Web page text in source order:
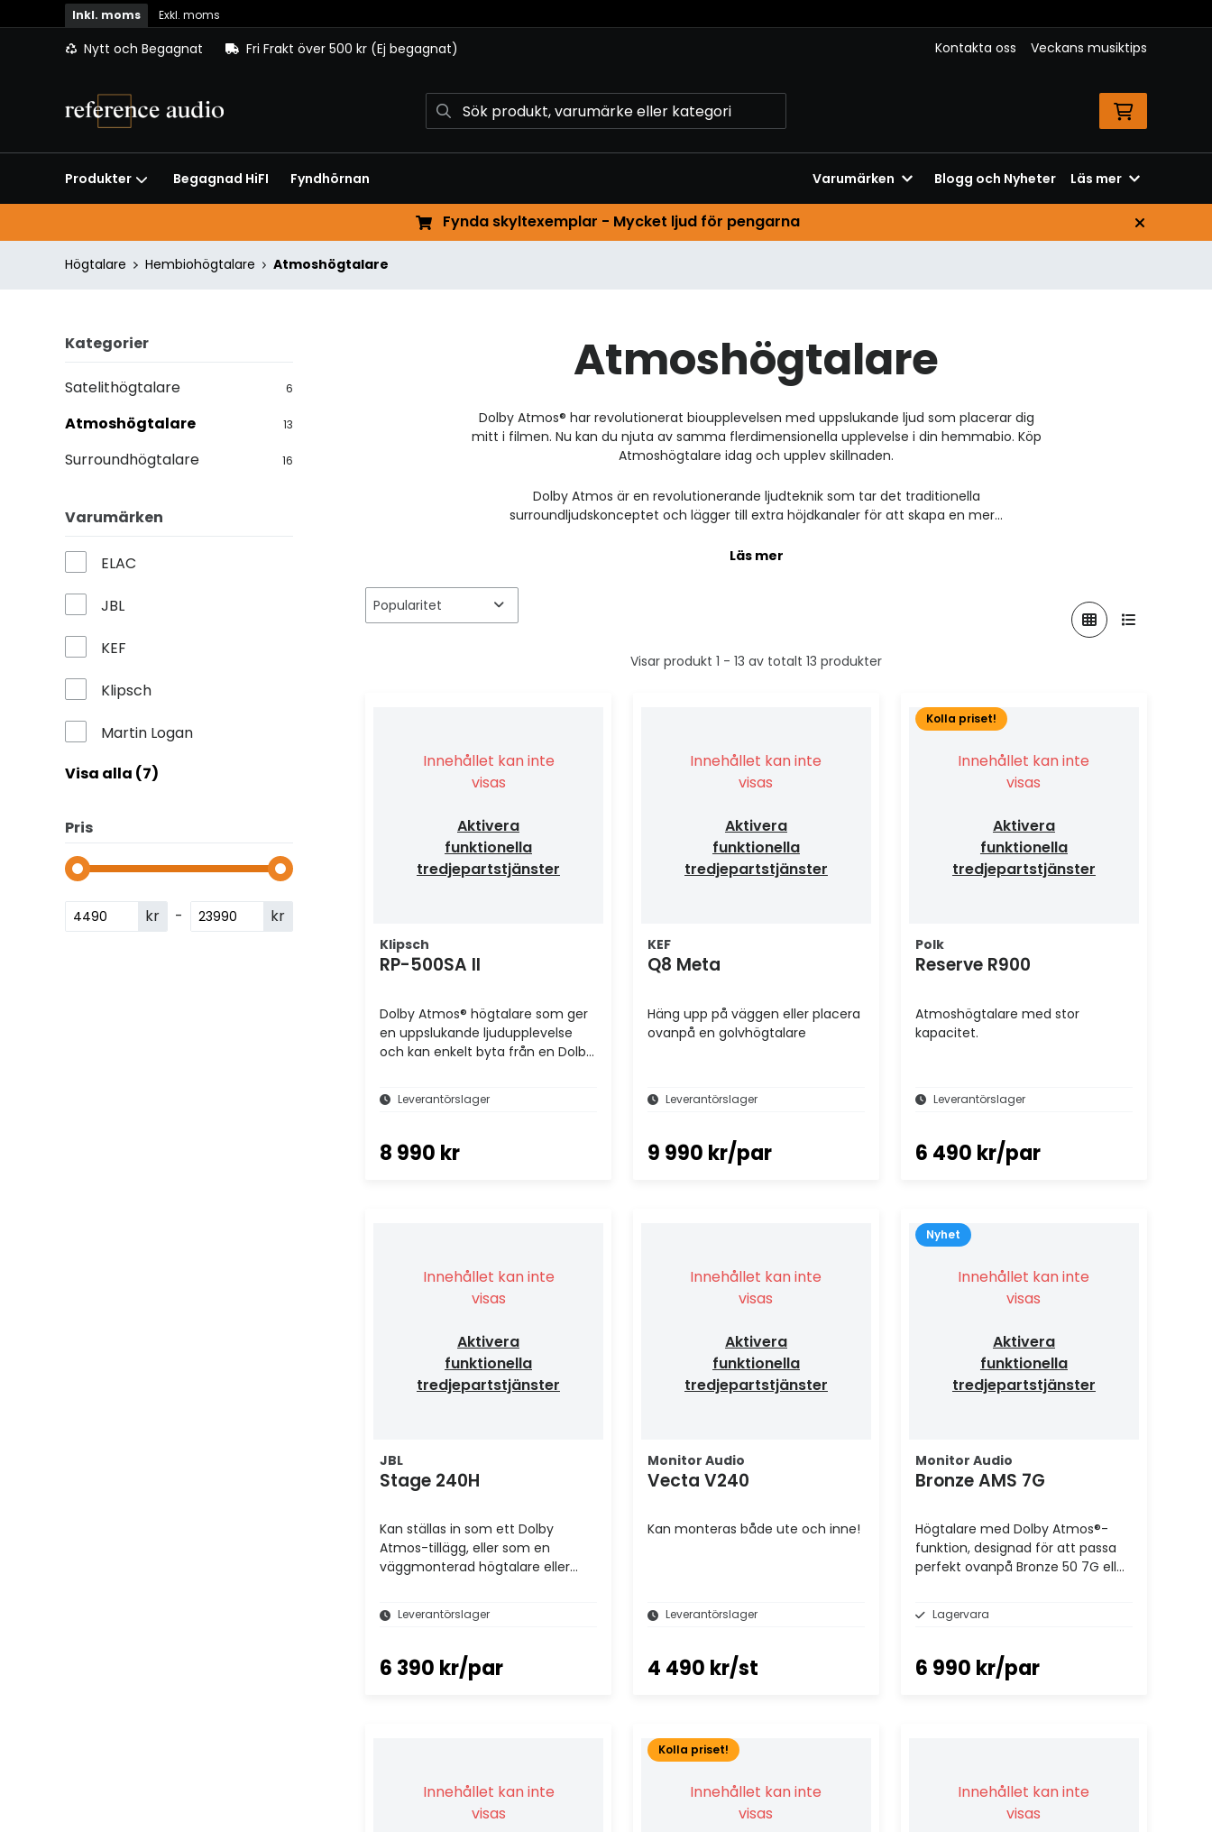
Inkl. moms Exkl. moms
Nytt och Begagnat Fri Frakt över 500 kr (Ej begagnat) Kontakta oss Veckans musiktips
Produkter Begagnad HiFI Fyndhörnan Varumärken Blogg och Nyheter Läs mer
Fynda skyltexemplar - Mycket ljud för pengarna
Högtalare Hembiohögtalare Atmoshögtalare
Kategorier
Satelithögtalare 6
Atmoshögtalare 13
Surroundhögtalare 16
Varumärken
ELAC
JBL
KEF
Klipsch
Martin Logan
Visa alla (7)
Pris
kr - kr
Atmoshögtalare
Dolby Atmos® har revolutionerat bioupplevelsen med uppslukande ljud som placerar dig
mitt i filmen. Nu kan du njuta av samma flerdimensionella upplevelse i din hemmabio. Köp
Atmoshögtalare idag och upplev skillnaden.
Dolby Atmos är en revolutionerande ljudteknik som tar det traditionella
surroundljudskonceptet och lägger till extra höjdkanaler för att skapa en mer...
Läs mer
Visar produkt 1 - 13 av totalt 13 produkter
Innehållet kan inte
visas
Aktivera
funktionella
tredjepartstjänster
Klipsch
RP-500SA II
Dolby Atmos® högtalare som ger
en uppslukande ljudupplevelse
och kan enkelt byta från en Dolby
Leverantörslager
8 990 kr
Innehållet kan inte
visas
Aktivera
funktionella
tredjepartstjänster
KEF
Q8 Meta
Häng upp på väggen eller placera
ovanpå en golvhögtalare
Leverantörslager
9 990 kr/par
Kolla priset!
Innehållet kan inte
visas
Aktivera
funktionella
tredjepartstjänster
Polk
Reserve R900
Atmoshögtalare med stor
kapacitet.
Leverantörslager
6 490 kr/par
Innehållet kan inte
visas
Aktivera
funktionella
tredjepartstjänster
JBL
Stage 240H
Kan ställas in som ett Dolby
Atmos-tillägg, eller som en
väggmonterad högtalare eller
Leverantörslager
6 390 kr/par
Innehållet kan inte
visas
Aktivera
funktionella
tredjepartstjänster
Monitor Audio
Vecta V240
Kan monteras både ute och inne!
Leverantörslager
4 490 kr/st
Nyhet
Innehållet kan inte
visas
Aktivera
funktionella
tredjepartstjänster
Monitor Audio
Bronze AMS 7G
Högtalare med Dolby Atmos®-
funktion, designad för att passa
perfekt ovanpå Bronze 50 7G eller
Lagervara
6 990 kr/par
Innehållet kan inte
visas
Kolla priset!
Innehållet kan inte
visas
Innehållet kan inte
visas